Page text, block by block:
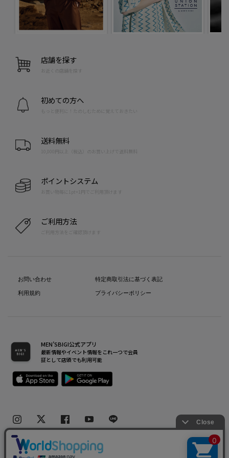
店舗を探す
お近くの店舗を探す
初めての方へ
もっと便利に！たのしむために覚えておきたい
送料無料
10,000円以上（税込）のお買い上げで送料無料
ポイントシステム
お買い物毎に1pt=1円でご利用頂けます
ご利用方法
ご利用方法をご確認頂けます
お問い合わせ
利用規約
特定商取引法に基づく表記
プライバシーポリシー
MEN’SBIGI公式アプリ
最新情報やイベント情報をこれ一つで会員
証として店頭でも利用可能
Copyright(C) Bigi Co.,Ltd.All Rights Reserved.